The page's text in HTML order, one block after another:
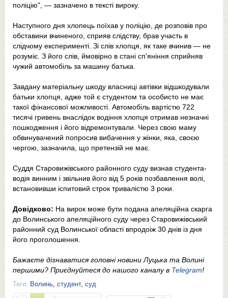
поліцію", — зазначено в тексті вироку.
Наступного дня хлопець поїхав у поліцію, де розповів про
обставини вчиненого, сприяв слідству, брав участь в
слідчому експерименті. Зі слів хлопця, як таке вчинив — не
розуміє. З його слів, ймовірно в стані сп'яніння сприйняв
чужий автомобіль за машину батька.
Завдану матеріальну шкоду власниці автівки відшкодували
батьки хлопця, адже той є студентом та особисто не має
такої фінансової можливості. Автомобіль вартістю 722
тисячі гривень внаслідок водіння хлопця отримав незначні
пошкодження і його відремонтували. Через свою маму
обвинувачений попросив вибачення у жінки, яка, своєю
чергою, зазначила, що претензій не має.
Суддя Старовижівського районного суду визнав студента-
водія винним і звільнив його від 5 років позбавлення волі,
встановивши іспитовий строк тривалістю 3 роки.
Довідково: На вирок може бути подана апеляційна скарга
до Волинського апеляційного суду через Старовижівський
районний суд Волинської області впродоіж 30 днів із дня
його проголошення.
Бажаєте дізнаватися головні новини Луцька та Волині
першими? Приєднуйтеся до нашого каналу в Telegram!
Теги: Волинь студент, суд